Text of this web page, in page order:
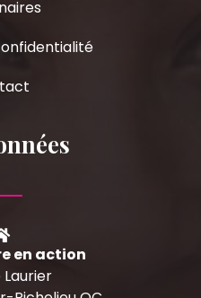
en action
Laurier